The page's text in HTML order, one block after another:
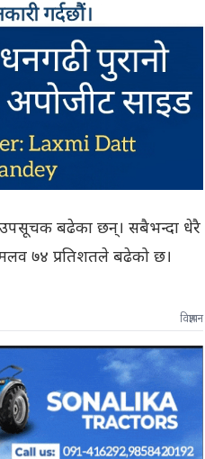
बढेका छन्। सबैभन्दा धेरै
७४ प्रतिशतले बढेको छ।
विज्ञापन